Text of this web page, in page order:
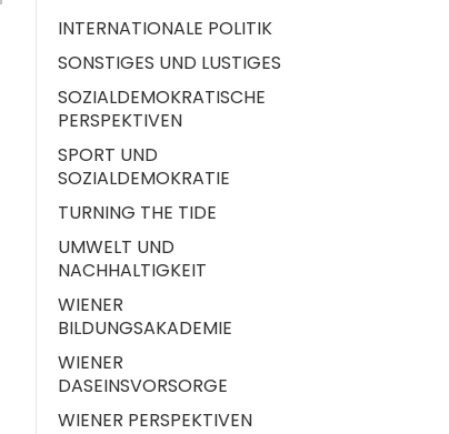
INTERNATIONALE POLITIK
SONSTIGES UND LUSTIGES
SOZIALDEMOKRATISCHE
PERSPEKTIVEN
SPORT UND
SOZIALDEMOKRATIE
TURNING THE TIDE
UMWELT UND
NACHHALTIGKEIT
WIENER
BILDUNGSAKADEMIE
WIENER
DASEINSVORSORGE
WIENER PERSPEKTIVEN